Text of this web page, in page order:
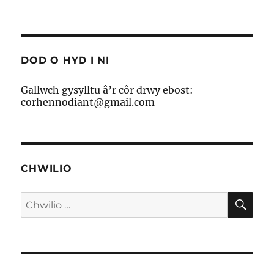
DOD O HYD I NI
Gallwch gysylltu â’r côr drwy ebost:
corhennodiant@gmail.com
CHWILIO
am: